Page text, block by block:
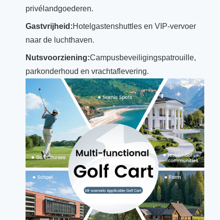
privélandgoederen.
Gastvrijheid:Hotelgastenshuttles en VIP-vervoer
naar de luchthaven.
Nutsvoorziening:Campusbeveiligingspatrouille,
parkonderhoud en vrachtaflevering.